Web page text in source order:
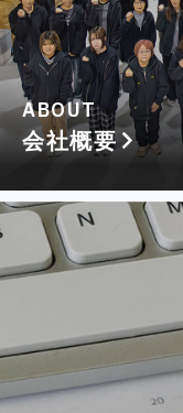
ABOUT
会社概要